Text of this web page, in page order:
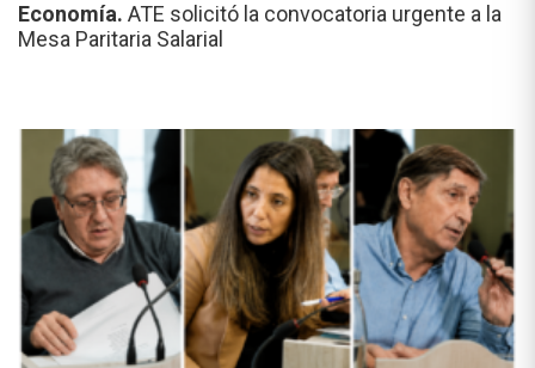
Economía. ATE solicitó la convocatoria urgente a la
Mesa Paritaria Salarial